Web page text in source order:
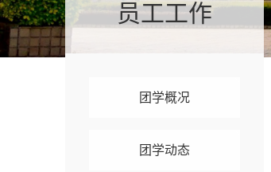
员工工作
团学概况
团学动态